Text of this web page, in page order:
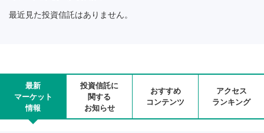
最近見た投資信託はありません。
最新
マーケット
情報
投資信託に
関する
お知らせ
おすすめ
コンテンツ
アクセス
ランキング